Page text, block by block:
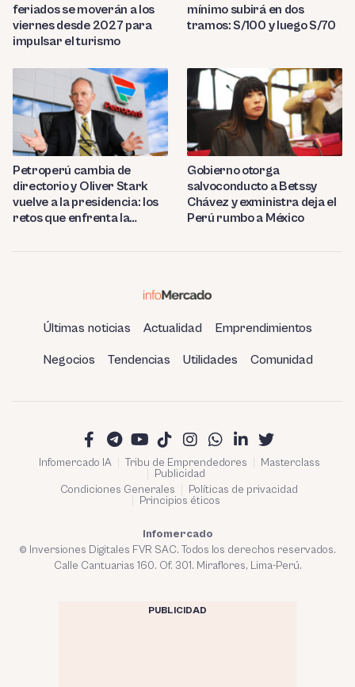
feriados se moverán a los
viernes desde 2027 para
impulsar el turismo
mínimo subirá en dos
tramos: S/100 y luego S/70
Petroperú cambia de
directorio y Oliver Stark
vuelve a la presidencia: los
retos que enfrenta la
Gobierno otorga
salvoconducto a Betssy
Chávez y exministra deja el
Perú rumbo a México
Últimas noticias Actualidad Emprendimientos
Negocios Tendencias Utilidades Comunidad
Infomercado IA Tribu de Emprendedores
Masterclass
Publicidad
Condiciones Generales
Políticas de privacidad
Principios éticos
Infomercado
© Inversiones Digitales FVR SAC. Todos los derechos reservados.
Calle Cantuarias 160. Of. 301. Miraflores, Lima-Perú.
PUBLICIDAD